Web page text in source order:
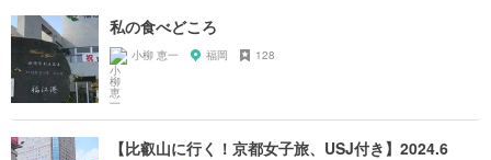
私の食べどころ
小柳 恵一 福岡 128
【比叡山に行く！京都女子旅、USJ付き】2024.6